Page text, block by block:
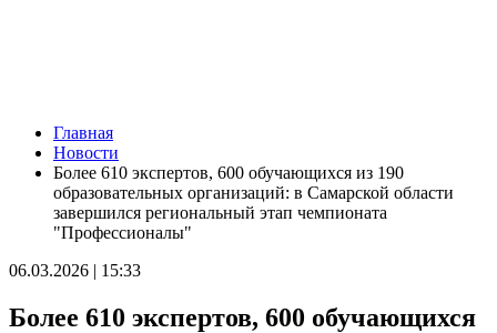
9 августа на нескольких улицах Самары не будет холодной
воды
09.08.2026 | 10:29
В Самарской области 9 августа около 5 часов действовала
беспилотная опасность
09.08.2026 | 10:24
09.08.2026 | 10:05
Днем строителя
Главная
Новости
Более 610 экспертов, 600 обучающихся из 190
образовательных организаций: в Самарской области
завершился региональный этап чемпионата
"Профессионалы"
06.03.2026 | 15:33
Более 610 экспертов, 600 обучающихся